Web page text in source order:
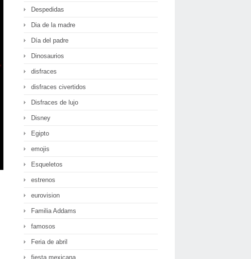
Despedidas
Dia de la madre
Día del padre
Dinosaurios
disfraces
disfraces civertidos
Disfraces de lujo
Disney
Egipto
emojis
Esqueletos
estrenos
eurovision
Familia Addams
famosos
Feria de abril
fiesta mexicana